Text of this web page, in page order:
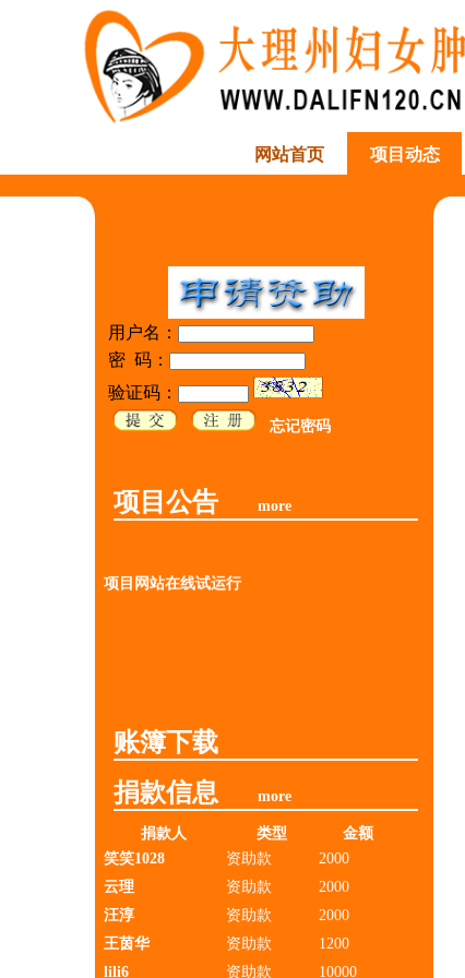
网站首页 项目动态
用户名：
密 码：
验证码：
忘记密码
项目公告 more
项目网站在线试运行
账簿下载
捐款信息
more
捐款人 类型
金额
笑笑1028
资助款
2000
云理
资助款
2000
汪淳
资助款
2000
王茵华
资助款
1200
lili6
资助款 10000